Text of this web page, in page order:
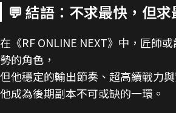
💬 結語：不求最快，但求
在《RF ONLINE NEXT》中，匠師
勢的角色，
但他穩定的輸出節奏、超高續戰力
他成為後期副本不可或缺的一環。